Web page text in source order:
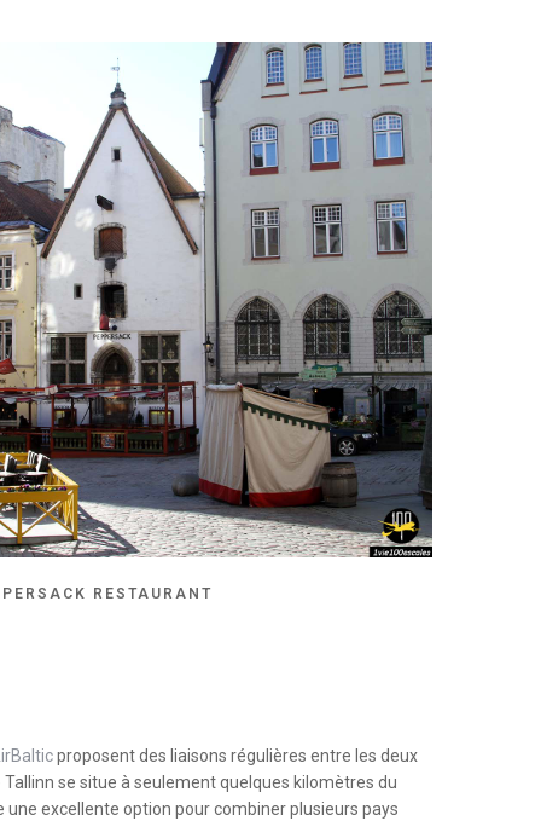
RESTAURANT
proposent des liaisons régulières entre les deux
Tallinn se situe à seulement quelques kilomètres du
excellente option pour combiner plusieurs pays